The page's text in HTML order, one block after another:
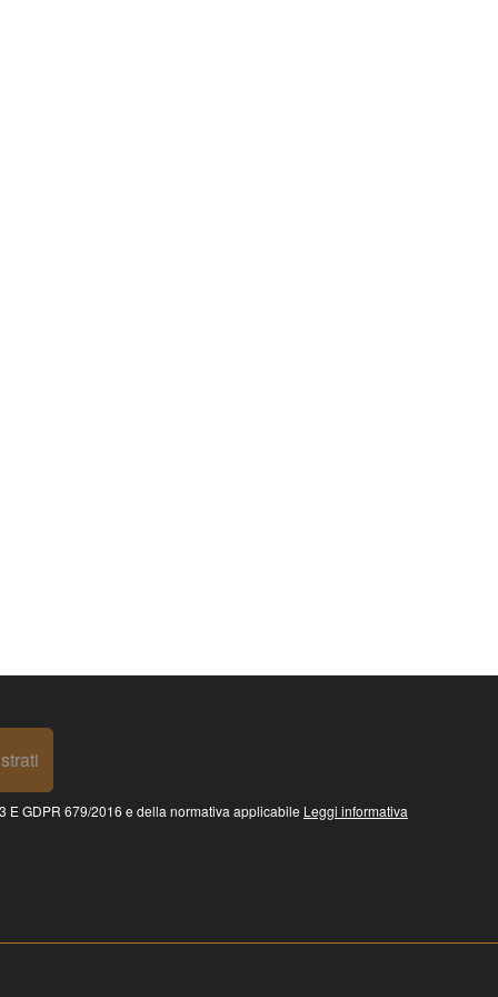
E GDPR 679/2016 e della normativa applicabile Leggi informativa